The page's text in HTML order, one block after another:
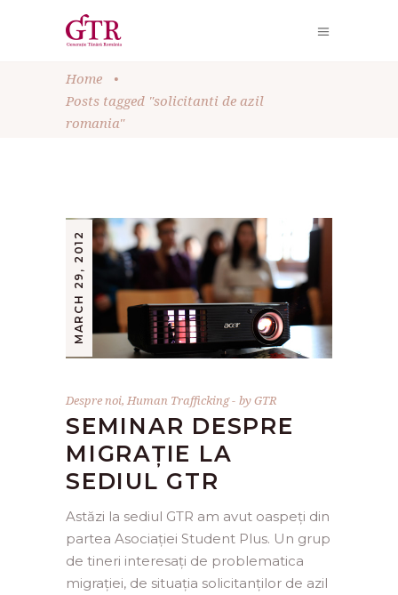
Home
•
Posts tagged "solicitanti de azil
romania"
MARCH 29, 2012
Despre noi, Human Trafficking byGTR
SEMINAR DESPRE
MIGRAȚIE LA
SEDIUL GTR
Astăzi la sediul GTR am avut oaspeți din
partea Asociației Student Plus. Un grup
de tineri interesați de problematica
migrației, de situația solicitanților de azil